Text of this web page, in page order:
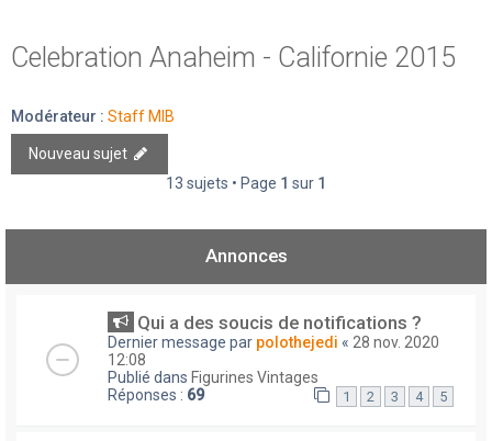
Celebration Anaheim - Californie 2015
Modérateur : Staff MIB
Nouveau sujet
13 sujets • Page 1 sur 1
Annonces
Qui a des soucis de notifications ?
Dernier message par polothejedi « 28 nov. 2020
12:08
Publié dans Figurines Vintages
Réponses : 69 1 2 3 4 5